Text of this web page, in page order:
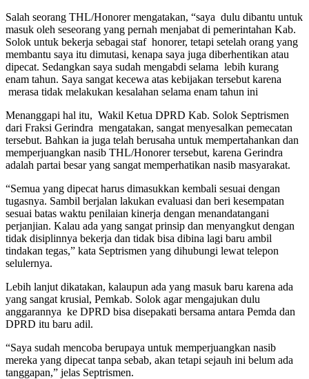
Salah seorang THL/Honorer mengatakan, “saya dulu dibantu untuk
masuk oleh seseorang yang pernah menjabat di pemerintahan Kab.
Solok untuk bekerja sebagai staf honorer, tetapi setelah orang yang
membantu saya itu dimutasi, kenapa saya juga diberhentikan atau
dipecat. Sedangkan saya sudah mengabdi selama lebih kurang
enam tahun. Saya sangat kecewa atas kebijakan tersebut karena
merasa tidak melakukan kesalahan selama enam tahun ini
Menanggapi hal itu, Wakil Ketua DPRD Kab. Solok Septrismen
dari Fraksi Gerindra mengatakan, sangat menyesalkan pemecatan
tersebut. Bahkan ia juga telah berusaha untuk mempertahankan dan
memperjuangkan nasib THL/Honorer tersebut, karena Gerindra
adalah partai besar yang sangat memperhatikan nasib masyarakat.
“Semua yang dipecat harus dimasukkan kembali sesuai dengan
tugasnya. Sambil berjalan lakukan evaluasi dan beri kesempatan
sesuai batas waktu penilaian kinerja dengan menandatangani
perjanjian. Kalau ada yang sangat prinsip dan menyangkut dengan
tidak disiplinnya bekerja dan tidak bisa dibina lagi baru ambil
tindakan tegas,” kata Septrismen yang dihubungi lewat telepon
selulernya.
Lebih lanjut dikatakan, kalaupun ada yang masuk baru karena ada
yang sangat krusial, Pemkab. Solok agar mengajukan dulu
anggarannya ke DPRD bisa disepakati bersama antara Pemda dan
DPRD itu baru adil.
“Saya sudah mencoba berupaya untuk memperjuangkan nasib
mereka yang dipecat tanpa sebab, akan tetapi sejauh ini belum ada
tanggapan,” jelas Septrismen.